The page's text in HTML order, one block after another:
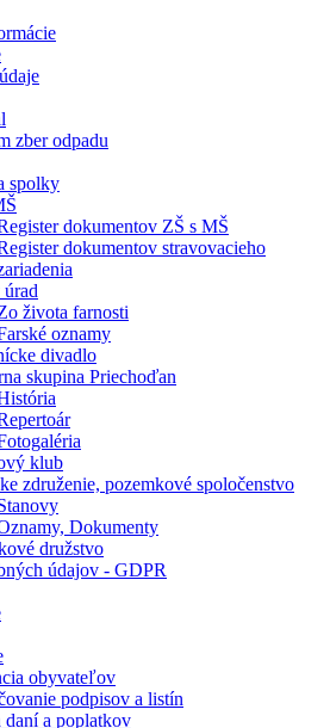
zber odpadu
spolky
dokumentov ZŠ s MŠ
dokumentov stravovacieho
života farnosti
oznamy
divadlo
skupina Priechoďan
klub
združenie, pozemkové spoločenstvo
Dokumenty
družstvo
údajov - GDPR
obyvateľov
podpisov a listín
daní a poplatkov